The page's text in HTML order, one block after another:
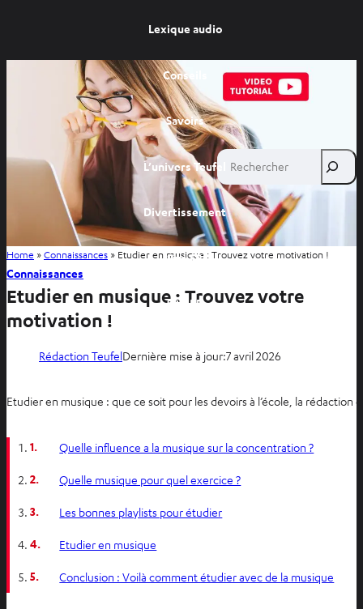
Lexique audio
Conseils
Savoirs
L’univers Teufel
Divertissement
Site FR
Site BE
Rechercher
Home »Connaissances » Etudier en musique : Trouvez votre motivation !
Connaissances
Etudier en musique : Trouvez votre
motivation !
Rédaction TeufelDernière mise à jour:7 avril 2026
Etudier en musique : que ce soit pour les devoirs à l’école, la
1. Quelle influence a la musique sur la concentration ?
2. Quelle musique pour quel exercice ?
3. Les bonnes playlists pour étudier
4. Etudier en musique
5. Conclusion : Voilà comment étudier avec de la musique